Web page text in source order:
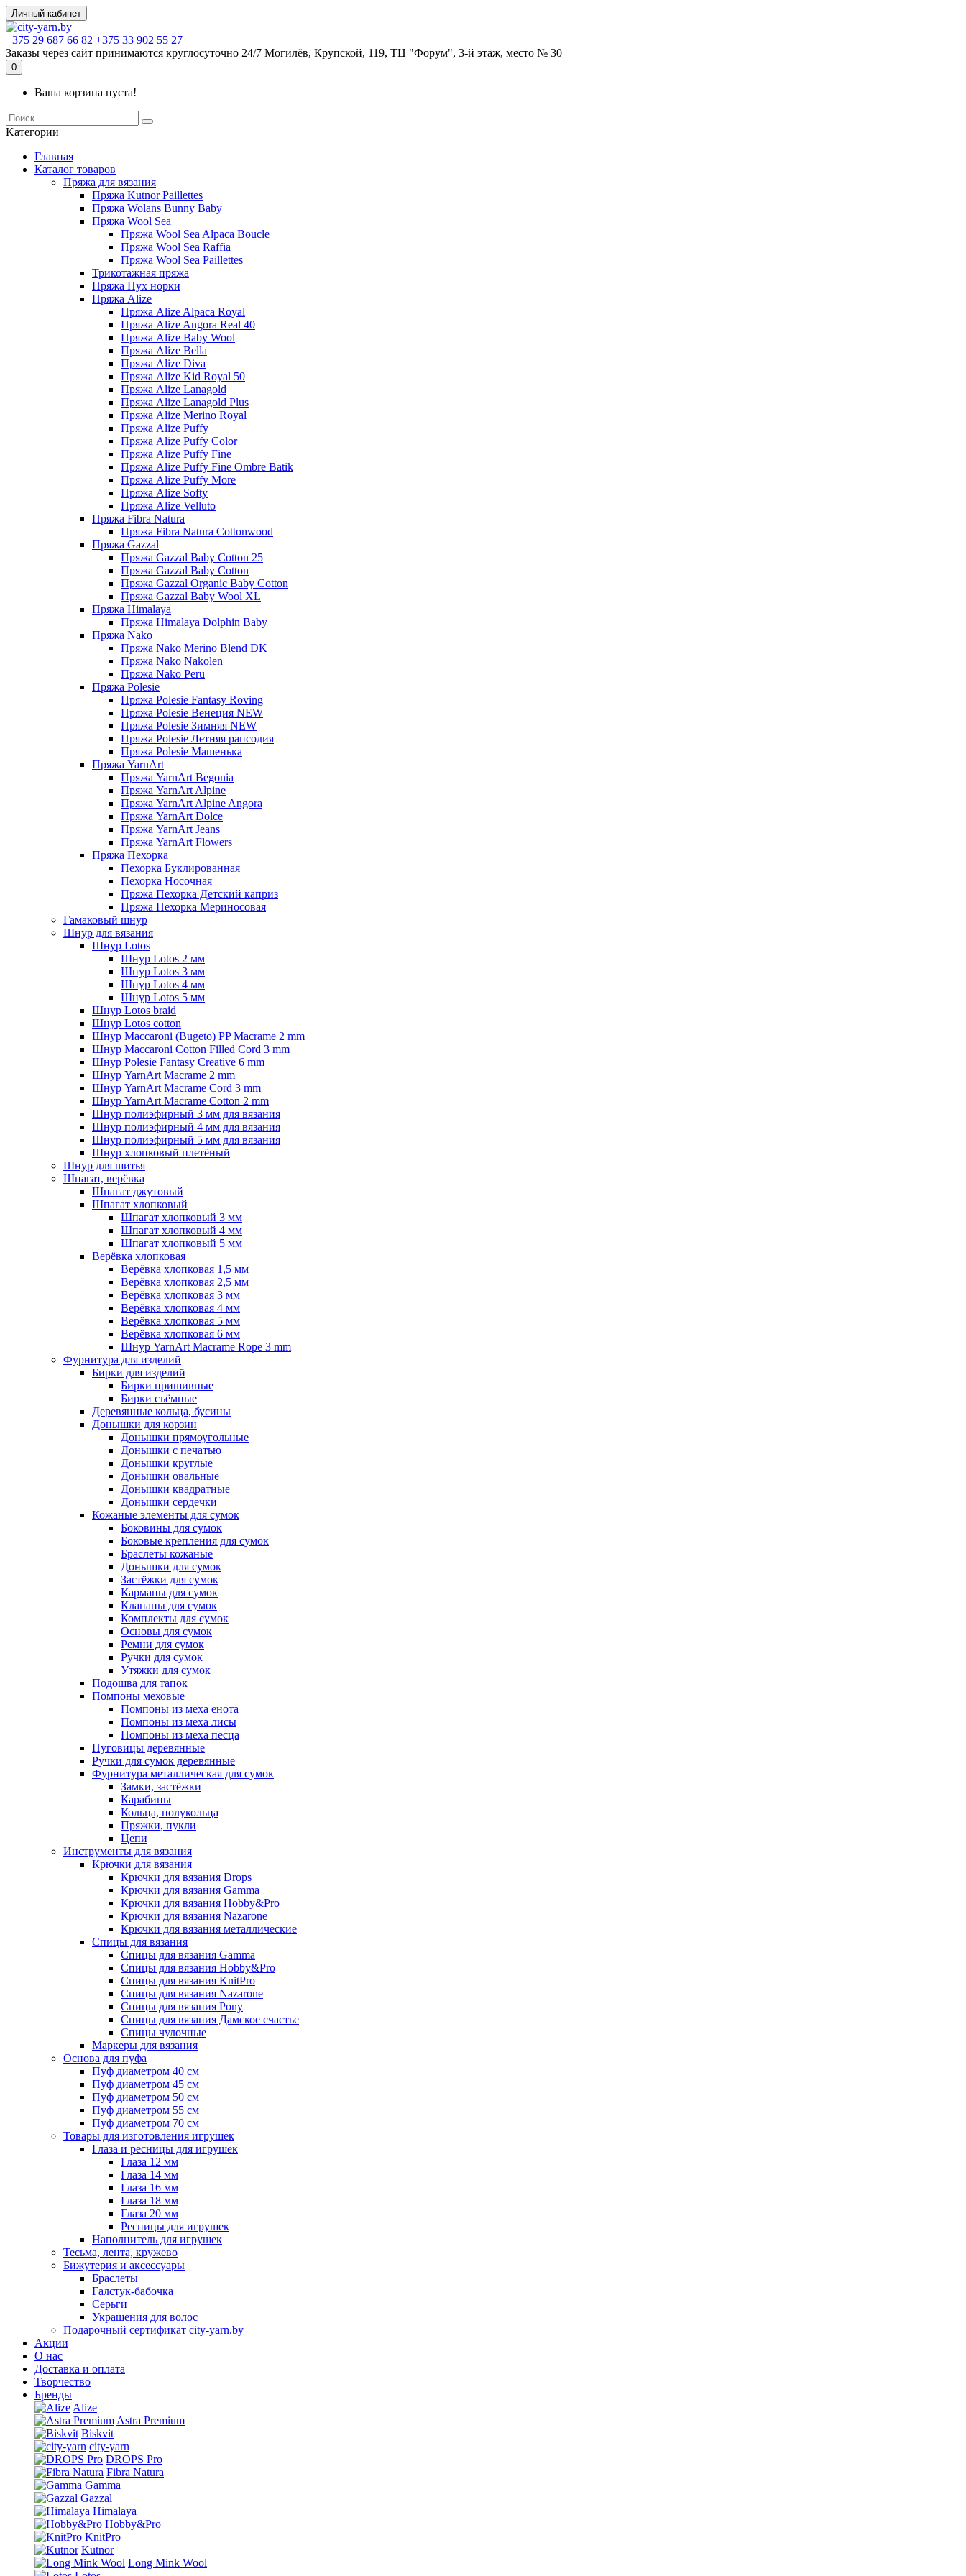
Личный кабинет
+375 29 687 66 82 +375 33 902 55 27
Заказы через сайт принимаются круглосуточно 24/7 Могилёв, Крупской, 119, ТЦ "Форум", 3-й этаж, место № 30
0
Ваша корзина пуста!
Kатегории
Главная
Каталог товаров
Пряжа для вязания
Пряжа Kutnor Paillettes
Пряжа Wolans Bunny Baby
Пряжа Wool Sea
Пряжа Wool Sea Alpaca Boucle
Пряжа Wool Sea Raffia
Пряжа Wool Sea Paillettes
Трикотажная пряжа
Пряжа Пух норки
Пряжа Alize
Пряжа Alize Alpaca Royal
Пряжа Alize Angora Real 40
Пряжа Alize Baby Wool
Пряжа Alize Bella
Пряжа Alize Diva
Пряжа Alize Kid Royal 50
Пряжа Alize Lanagold
Пряжа Alize Lanagold Plus
Пряжа Alize Merino Royal
Пряжа Alize Puffy
Пряжа Alize Puffy Color
Пряжа Alize Puffy Fine
Пряжа Alize Puffy Fine Ombre Batik
Пряжа Alize Puffy More
Пряжа Alize Softy
Пряжа Alize Velluto
Пряжа Fibra Natura
Пряжа Fibra Natura Cottonwood
Пряжа Gazzal
Пряжа Gazzal Baby Cotton 25
Пряжа Gazzal Baby Cotton
Пряжа Gazzal Organic Baby Cotton
Пряжа Gazzal Baby Wool XL
Пряжа Himalaya
Пряжа Himalaya Dolphin Baby
Пряжа Nako
Пряжа Nako Merino Blend DK
Пряжа Nako Nakolen
Пряжа Nako Peru
Пряжа Polesie
Пряжа Polesie Fantasy Roving
Пряжа Polesie Венеция NEW
Пряжа Polesie Зимняя NEW
Пряжа Polesie Летняя рапсодия
Пряжа Polesie Машенька
Пряжа YarnArt
Пряжа YarnArt Begonia
Пряжа YarnArt Alpine
Пряжа YarnArt Alpine Angora
Пряжа YarnArt Dolce
Пряжа YarnArt Jeans
Пряжа YarnArt Flowers
Пряжа Пехорка
Пехорка Буклированная
Пехорка Носочная
Пряжа Пехорка Детский каприз
Пряжа Пехорка Мериносовая
Гамаковый шнур
Шнур для вязания
Шнур Lotos
Шнур Lotos 2 мм
Шнур Lotos 3 мм
Шнур Lotos 4 мм
Шнур Lotos 5 мм
Шнур Lotos braid
Шнур Lotos cotton
Шнур Maccaroni (Bugeto) PP Macrame 2 mm
Шнур Maccaroni Cotton Filled Cord 3 mm
Шнур Polesie Fantasy Creative 6 mm
Шнур YarnArt Macrame 2 mm
Шнур YarnArt Macrame Cord 3 mm
Шнур YarnArt Macrame Cotton 2 mm
Шнур полиэфирный 3 мм для вязания
Шнур полиэфирный 4 мм для вязания
Шнур полиэфирный 5 мм для вязания
Шнур хлопковый плетёный
Шнур для шитья
Шпагат, верёвка
Шпагат джутовый
Шпагат хлопковый
Шпагат хлопковый 3 мм
Шпагат хлопковый 4 мм
Шпагат хлопковый 5 мм
Верёвка хлопковая
Верёвка хлопковая 1,5 мм
Верёвка хлопковая 2,5 мм
Верёвка хлопковая 3 мм
Верёвка хлопковая 4 мм
Верёвка хлопковая 5 мм
Верёвка хлопковая 6 мм
Шнур YarnArt Macrame Rope 3 mm
Фурнитура для изделий
Бирки для изделий
Бирки пришивные
Бирки съёмные
Деревянные кольца, бусины
Донышки для корзин
Донышки прямоугольные
Донышки с печатью
Донышки круглые
Донышки овальные
Донышки квадратные
Донышки сердечки
Кожаные элементы для сумок
Боковины для сумок
Боковые крепления для сумок
Браслеты кожаные
Донышки для сумок
Застёжки для сумок
Карманы для сумок
Клапаны для сумок
Комплекты для сумок
Основы для сумок
Ремни для сумок
Ручки для сумок
Утяжки для сумок
Подошва для тапок
Помпоны меховые
Помпоны из меха енота
Помпоны из меха лисы
Помпоны из меха песца
Пуговицы деревянные
Ручки для сумок деревянные
Фурнитура металлическая для сумок
Замки, застёжки
Карабины
Кольца, полукольца
Пряжки, пукли
Цепи
Инструменты для вязания
Крючки для вязания
Крючки для вязания Drops
Крючки для вязания Gamma
Крючки для вязания Hobby&Pro
Крючки для вязания Nazarone
Крючки для вязания металлические
Спицы для вязания
Спицы для вязания Gamma
Спицы для вязания Hobby&Pro
Спицы для вязания KnitPro
Спицы для вязания Nazarone
Спицы для вязания Pony
Спицы для вязания Дамское счастье
Спицы чулочные
Маркеры для вязания
Основа для пуфа
Пуф диаметром 40 см
Пуф диаметром 45 см
Пуф диаметром 50 см
Пуф диаметром 55 см
Пуф диаметром 70 см
Товары для изготовления игрушек
Глаза и ресницы для игрушек
Глаза 12 мм
Глаза 14 мм
Глаза 16 мм
Глаза 18 мм
Глаза 20 мм
Ресницы для игрушек
Наполнитель для игрушек
Тесьма, лента, кружево
Бижутерия и аксессуары
Браслеты
Галстук-бабочка
Серьги
Украшения для волос
Подарочный сертификат city-yarn.by
Акции
О нас
Доставка и оплата
Творчество
Бренды
Alize
Astra Premium
Biskvit
city-yarn
DROPS Pro
Fibra Natura
Gamma
Gazzal
Himalaya
Hobby&Pro
KnitPro
Kutnor
Long Mink Wool